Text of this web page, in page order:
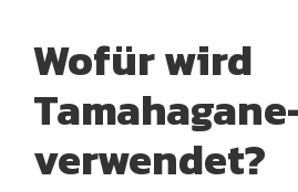
Wofür wird
verwendet?